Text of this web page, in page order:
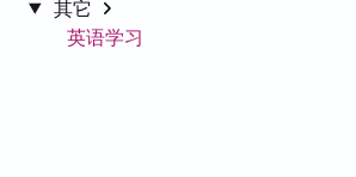
其它
英语学习